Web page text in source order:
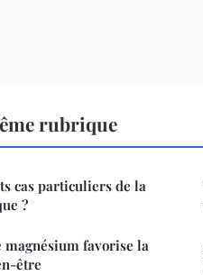
rubrique
cas particuliers de la
?
magnésium favorise la
être